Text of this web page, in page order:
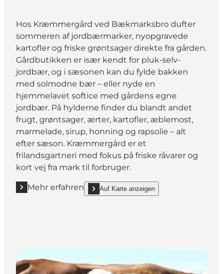
Hos Kræmmergård ved Bækmarksbro dufter
sommeren af jordbærmarker, nyopgravede
kartofler og friske grøntsager direkte fra gården.
Gårdbutikken er især kendt for pluk-selv-
jordbær, og i sæsonen kan du fylde bakken
med solmodne bær – eller nyde en
hjemmelavet softice med gårdens egne
jordbær. På hylderne finder du blandt andet
frugt, grøntsager, ærter, kartofler, æblemost,
marmelade, sirup, honning og rapsolie – alt
efter sæson. Kræmmergård er et
frilandsgartneri med fokus på friske råvarer og
kort vej fra mark til forbruger.
Mehr erfahren
Mehr erfahren "Kræmmergård ved Bækmarksbro"
Auf Karte anzeigen
show Kræmmergård ved Bækmarksbro